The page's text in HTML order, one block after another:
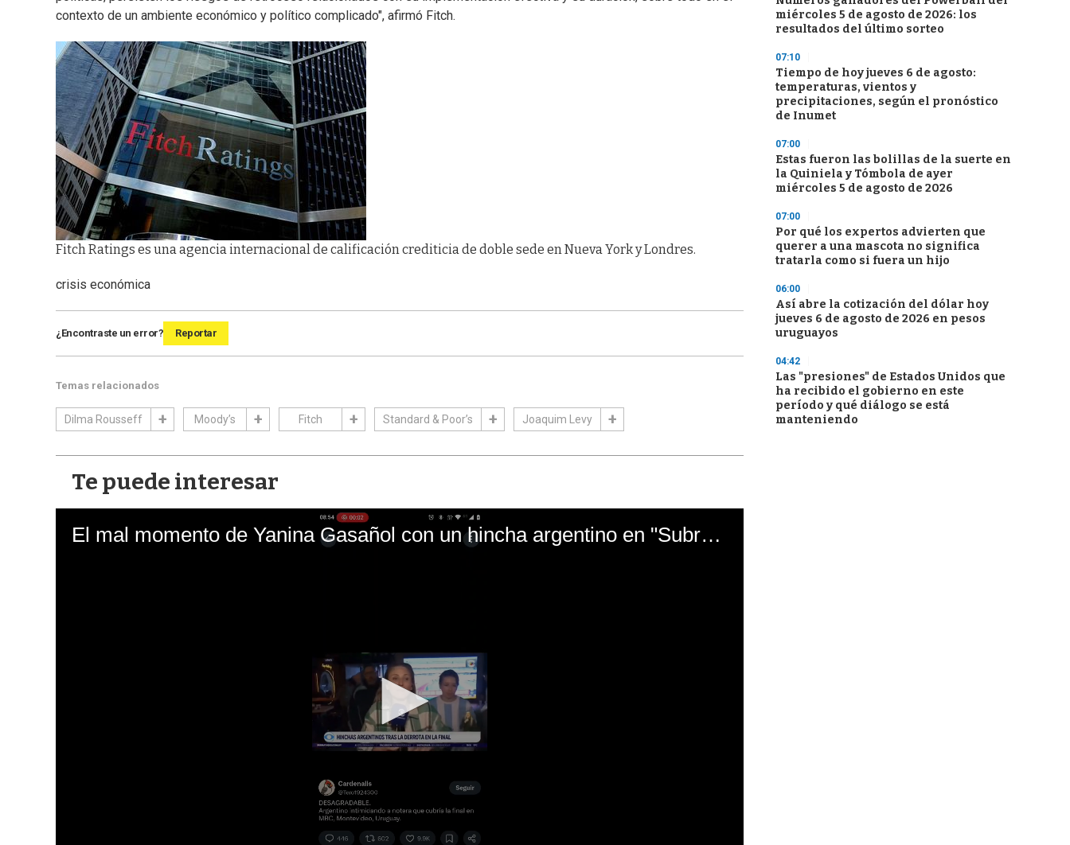
contexto de un ambiente económico y político complicado", afirmó Fitch.
Fitch Ratings es una agencia internacional de calificación crediticia de doble sede en Nueva York y Londres.
crisis económica
¿Encontraste un error? Reportar
Temas relacionados
Dilma Rousseff Moody’s Fitch Standard & Poor’s Joaquim Levy
Te puede interesar
El mal momento de Yanina Gasañol con un hincha argentino en "Subrayado"
miércoles 5 de agosto de 2026: los
resultados del último sorteo
07:10
Tiempo de hoy jueves 6 de agosto:
temperaturas, vientos y
precipitaciones, según el pronóstico
de Inumet
07:00
Estas fueron las bolillas de la suerte en
la Quiniela y Tómbola de ayer
miércoles 5 de agosto de 2026
07:00
Por qué los expertos advierten que
querer a una mascota no significa
tratarla como si fuera un hijo
06:00
Así abre la cotización del dólar hoy
jueves 6 de agosto de 2026 en pesos
uruguayos
04:42
Las "presiones" de Estados Unidos que
ha recibido el gobierno en este
período y qué diálogo se está
manteniendo